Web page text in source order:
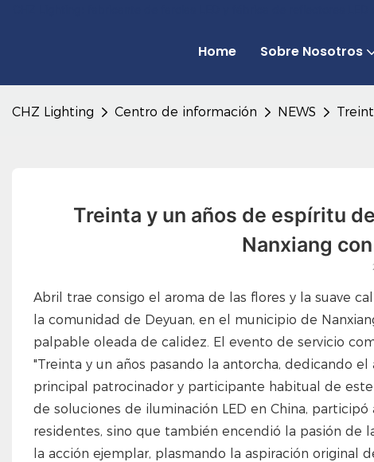
Home Sobre Nosotros
CHZ Lighting Centro de información NEWS
Treinta y un años de espíritu
Nanxiang
Abril trae consigo el aroma de las flores y la suave
la comunidad de Deyuan, en el municipio de
palpable oleada de calidez. El evento de servicio
"Treinta y un años pasando la antorcha, dedicando
principal patrocinador y participante habitual de este
de soluciones de iluminación LED en China,
residentes, sino que también encendió la pasión
la acción ejemplar, plasmando la aspiración original